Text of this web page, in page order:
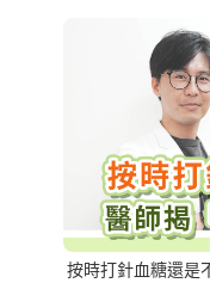
按時打針血糖還是